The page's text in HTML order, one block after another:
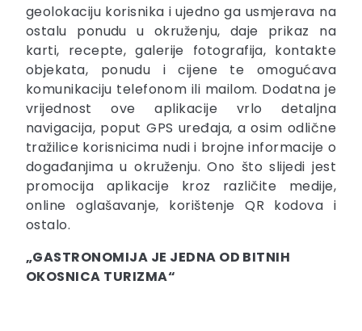
geolokaciju korisnika i ujedno ga usmjerava na
ostalu ponudu u okruženju, daje prikaz na
karti, recepte, galerije fotografija, kontakte
objekata, ponudu i cijene te omogućava
komunikaciju telefonom ili mailom. Dodatna je
vrijednost ove aplikacije vrlo detaljna
navigacija, poput GPS uređaja, a osim odlične
tražilice korisnicima nudi i brojne informacije o
događanjima u okruženju. Ono što slijedi jest
promocija aplikacije kroz različite medije,
online oglašavanje, korištenje QR kodova i
ostalo.
„GASTRONOMIJA JE JEDNA OD BITNIH
OKOSNICA TURIZMA“